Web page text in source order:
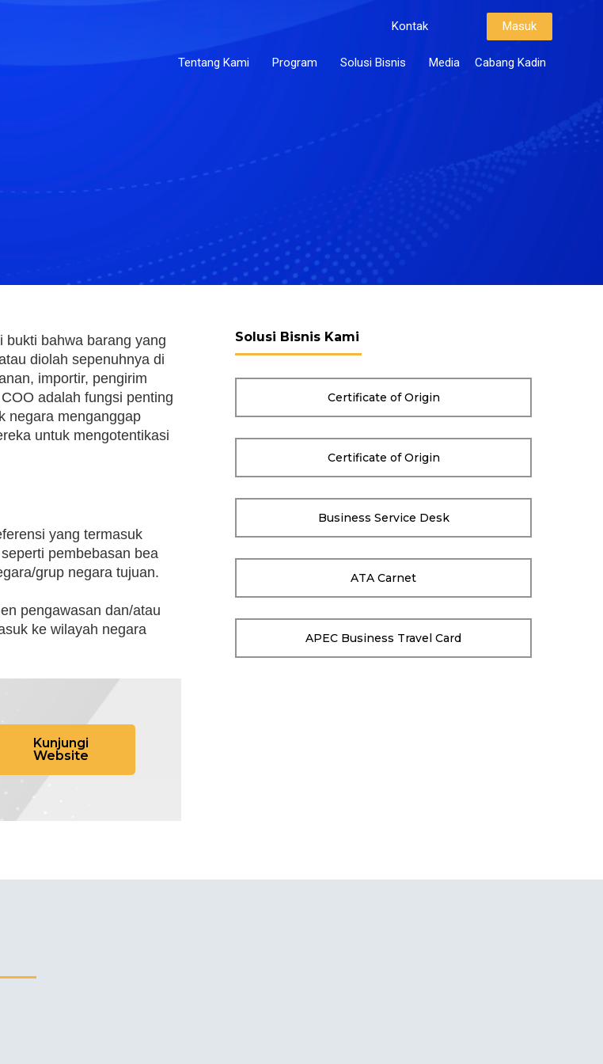
Kontak Masuk
Tentang Kami Program Solusi Bisnis Media Cabang Kadin
bukti bahwa barang yang
diolah sepenuhnya di
importir, pengirim
adalah fungsi penting
negara menganggap
untuk mengotentikasi
yang termasuk
pembebasan bea
grup negara tujuan.
pengawasan dan/atau
ke wilayah negara
Kunjungi
Website
Solusi Bisnis Kami
Certificate of Origin
Certificate of Origin
Business Service Desk
ATA Carnet
APEC Business Travel Card